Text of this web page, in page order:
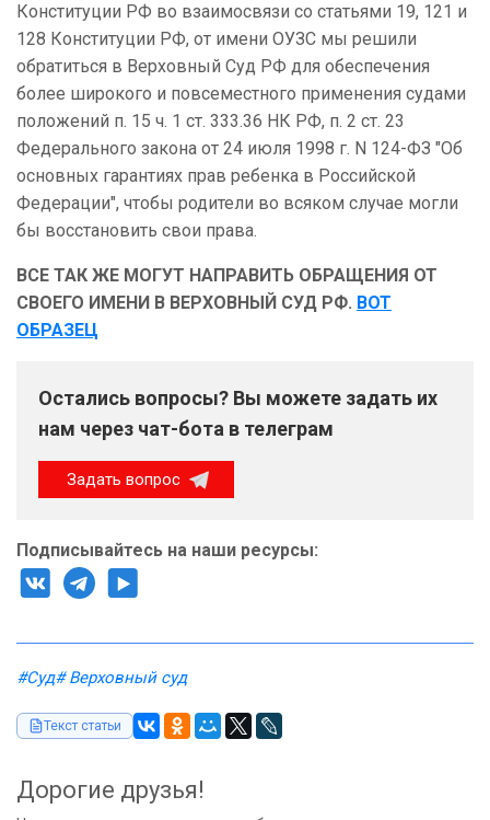
Конституции РФ во взаимосвязи со статьями 19, 121 и
128 Конституции РФ, от имени ОУЗС мы решили
обратиться в Верховный Суд РФ для обеспечения
более широкого и повсеместного применения судами
положений п. 15 ч. 1 ст. 333.36 НК РФ, п. 2 ст. 23
Федерального закона от 24 июля 1998 г. N 124-ФЗ "Об
основных гарантиях прав ребенка в Российской
Федерации", чтобы родители во всяком случае могли
бы восстановить свои права.
ВСЕ ТАК ЖЕ МОГУТ НАПРАВИТЬ ОБРАЩЕНИЯ ОТ
СВОЕГО ИМЕНИ В ВЕРХОВНЫЙ СУД РФ. ВОТ
ОБРАЗЕЦ
Остались вопросы? Вы можете задать их
нам через чат-бота в телеграм
Задать вопрос
Подписывайтесь на наши ресурсы:
#Суд# Верховный суд
Текст статьи
Дорогие друзья!